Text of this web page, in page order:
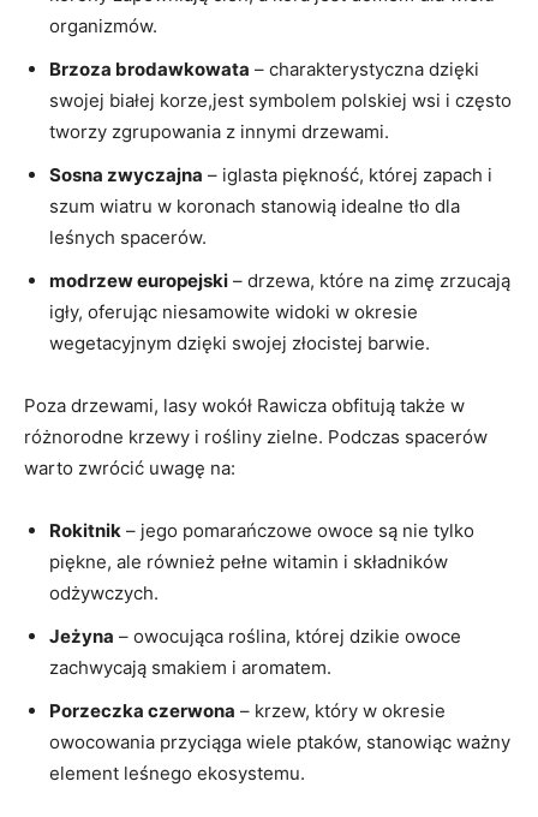
organizmów.
Brzoza brodawkowata – charakterystyczna dzięki
swojej białej korze,jest symbolem polskiej wsi i często
tworzy zgrupowania z innymi drzewami.
Sosna zwyczajna – iglasta piękność, której zapach i
szum wiatru w koronach stanowią idealne tło dla
leśnych spacerów.
modrzew europejski – drzewa, które na zimę zrzucają
igły, oferując niesamowite widoki w okresie
wegetacyjnym dzięki swojej złocistej barwie.
Poza drzewami, lasy wokół Rawicza obfitują także w
różnorodne krzewy i rośliny zielne. Podczas spacerów
warto zwrócić uwagę na:
Rokitnik – jego pomarańczowe owoce są nie tylko
piękne, ale również pełne witamin i składników
odżywczych.
Jeżyna – owocująca roślina, której dzikie owoce
zachwycają smakiem i aromatem.
Porzeczka czerwona – krzew, który w okresie
owocowania przyciąga wiele ptaków, stanowiąc ważny
element leśnego ekosystemu.